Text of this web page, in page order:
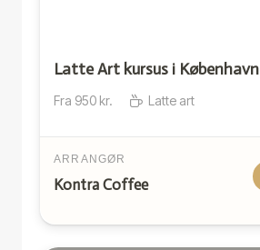
Latte Art kursus i København
Fra 950 kr. Latte art
ARRANGØR
Kontra Coffee